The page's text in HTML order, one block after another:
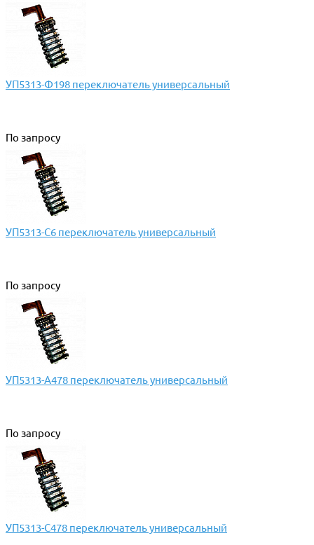
УП5313-Ф198 переключатель универсальный
По запросу
УП5313-С6 переключатель универсальный
По запросу
УП5313-А478 переключатель универсальный
По запросу
УП5313-С478 переключатель универсальный